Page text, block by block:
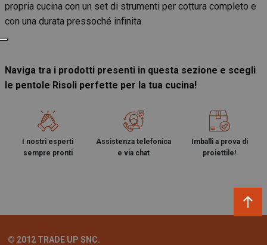
propria cucina con un set di strumenti per cottura completo e
con una durata pressoché infinita.
Naviga tra i prodotti presenti in questa sezione e scegli
le pentole Risoli perfette per la tua cucina!
I nostri esperti
sempre pronti
Assistenza telefonica
e via chat
Imballi a prova di
proiettile!
© 2012 TRADE UP SNC.